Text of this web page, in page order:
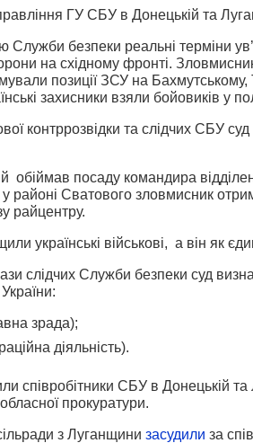
ГУ СБУ в Донецькій та
Служби безпеки реальні терміни
на східному фронті.
позиції ЗСУ на
захисники взяли бойовиків у
контррозвідки та слідчих СБУ
обіймав посаду командира
районі Сватового зловмисник
райцентру.
українські військові, а він як
слідчих Служби безпеки суд
зрада);
діяльність).
співробітники СБУ в Донецькій
прокуратури.
з Луганщини засудили за